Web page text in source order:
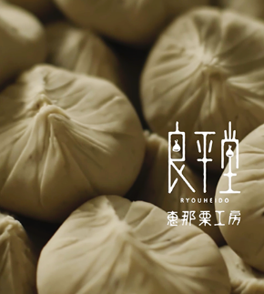
RYOHEIDO｜KURIKINTON｜MOVIE
2021